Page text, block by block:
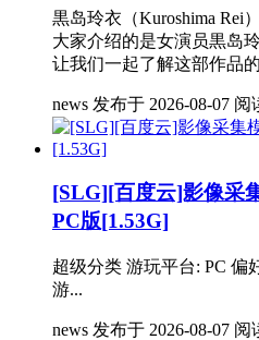
黒岛玲衣（Kuroshima Rei
大家介绍的是女演员黒岛
让我们一起了解这部作品
news 发布于 2026-08-07 阅
[SLG][百度云]影像采
PC版[1.53G]
超级分类 游玩平台: PC 偏
游...
news 发布于 2026-08-07 阅